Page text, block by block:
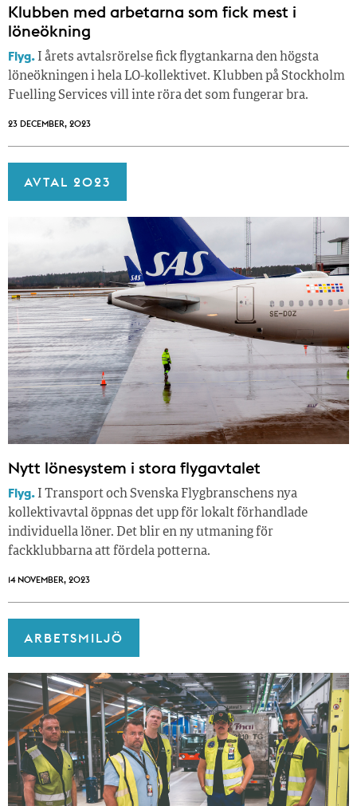
Klubben med arbetarna som fick mest i
löneökning
Flyg. I årets avtalsrörelse fick flygtankarna den högsta
löne­ökningen i hela LO-kollektivet. Klubben på Stockholm
Fuelling Services vill inte röra det som fungerar bra.
23 DECEMBER, 2023
AVTAL 2023
Nytt lönesystem i stora flygavtalet
Flyg. I Transport och Svenska Flygbranschens nya
kollektivavtal öppnas det upp för lokalt förhandlade
individuella löner. Det blir en ny utmaning för
fackklubbarna att fördela potterna.
14 NOVEMBER, 2023
ARBETSMILJÖ